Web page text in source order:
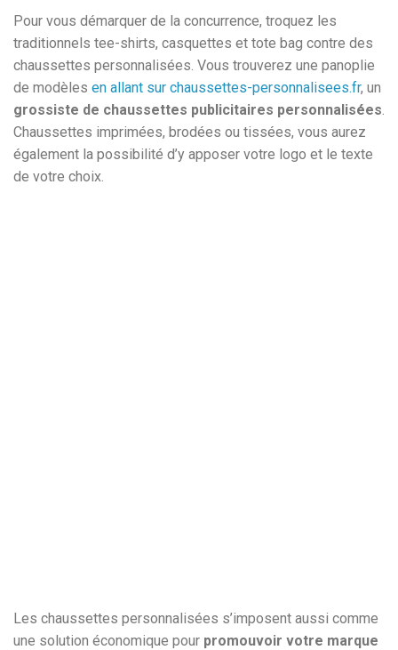
Pour vous démarquer de la concurrence, troquez les
traditionnels tee-shirts, casquettes et tote bag contre des
chaussettes personnalisées. Vous trouverez une panoplie
de modèles en allant sur chaussettes-personnalisees.fr, un
grossiste de chaussettes publicitaires personnalisées
Chaussettes imprimées, brodées ou tissées, vous aurez
également la possibilité d’y apposer votre logo et le texte
de votre choix.
Les chaussettes personnalisées s’imposent aussi comme
une solution économique pour promouvoir votre marque